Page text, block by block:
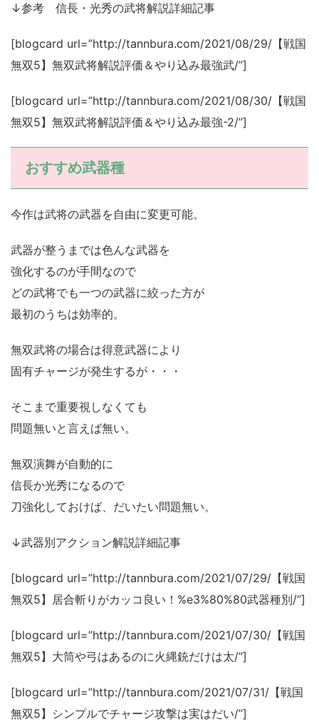
↓参考 信長・光秀の武将解説詳細記事
[blogcard url=”http://tannbura.com/2021/08/29/【戦国
無双5】無双武将解説評価＆やり込み最強武/”]
[blogcard url=”http://tannbura.com/2021/08/30/【戦国
無双5】無双武将解説評価＆やり込み最強-2/”]
おすすめ武器種
今作は武将の武器を自由に変更可能。
武器が整うまでは色んな武器を
強化するのが手間なので
どの武将でも一つの武器に絞った方が
最初のうちは効率的。
無双武将の場合は得意武器により
固有チャージが発生するが・・・
そこまで重要視しなくても
問題無いと言えば無い。
無双演舞が自動的に
信長か光秀になるので
刀強化しておけば、だいたい問題無い。
↓武器別アクション解説詳細記事
[blogcard url=”http://tannbura.com/2021/07/29/【戦国
無双5】居合斬りがカッコ良い！%e3%80%80武器種別/”]
[blogcard url=”http://tannbura.com/2021/07/30/【戦国
無双5】大筒や弓はあるのに火縄銃だけは太/”]
[blogcard url=”http://tannbura.com/2021/07/31/【戦国
無双5】シンプルでチャージ攻撃は実はだい/”]